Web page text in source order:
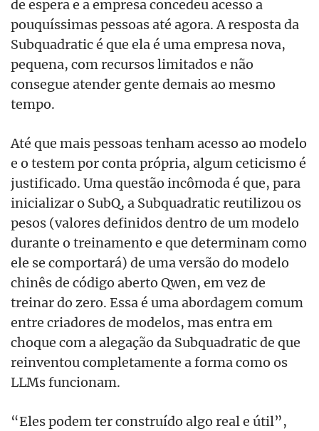
de espera e a empresa concedeu acesso a
pouquíssimas pessoas até agora. A resposta da
Subquadratic é que ela é uma empresa nova,
pequena, com recursos limitados e não
consegue atender gente demais ao mesmo
tempo.
Até que mais pessoas tenham acesso ao modelo
e o testem por conta própria, algum ceticismo é
justificado. Uma questão incômoda é que, para
inicializar o SubQ, a Subquadratic reutilizou os
pesos (valores definidos dentro de um modelo
durante o treinamento e que determinam como
ele se comportará) de uma versão do modelo
chinês de código aberto Qwen, em vez de
treinar do zero. Essa é uma abordagem comum
entre criadores de modelos, mas entra em
choque com a alegação da Subquadratic de que
reinventou completamente a forma como os
LLMs funcionam.
“Eles podem ter construído algo real e útil”,